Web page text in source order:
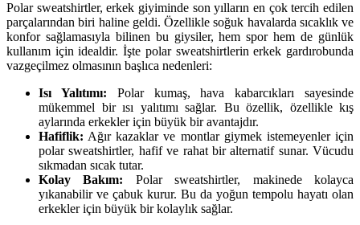
Polar sweatshirtler, erkek giyiminde son yılların en çok tercih edilen
parçalarından biri haline geldi. Özellikle soğuk havalarda sıcaklık ve
konfor sağlamasıyla bilinen bu giysiler, hem spor hem de günlük
kullanım için idealdir. İşte polar sweatshirtlerin erkek gardırobunda
vazgeçilmez olmasının başlıca nedenleri:
Isı Yalıtımı: Polar kumaş, hava kabarcıkları sayesinde
mükemmel bir ısı yalıtımı sağlar. Bu özellik, özellikle kış
aylarında erkekler için büyük bir avantajdır.
Hafiflik: Ağır kazaklar ve montlar giymek istemeyenler için
polar sweatshirtler, hafif ve rahat bir alternatif sunar. Vücudu
sıkmadan sıcak tutar.
Kolay Bakım: Polar sweatshirtler, makinede kolayca
yıkanabilir ve çabuk kurur. Bu da yoğun tempolu hayatı olan
erkekler için büyük bir kolaylık sağlar.